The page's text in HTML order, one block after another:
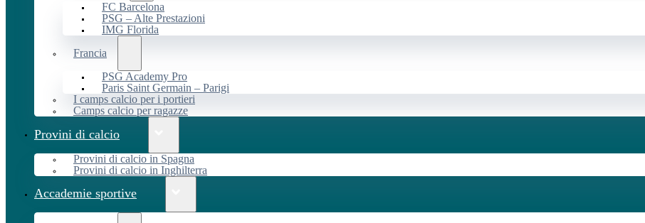
FC Barcelona
PSG – Alte Prestazioni
IMG Florida
Francia
PSG Academy Pro
Paris Saint Germain – Parigi
I camps calcio per i portieri
Camps calcio per ragazze
Provini di calcio
Provini di calcio in Spagna
Provini di calcio in Inghilterra
Accademie sportive